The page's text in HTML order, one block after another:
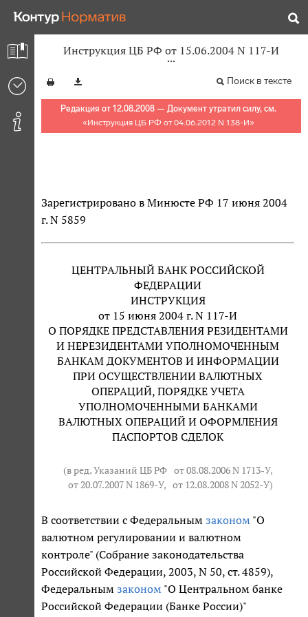
Инструкция ЦБ РФ от 15.06.2004 N 117-И
Поиск в тексте
Редакция от 12.08.2008 — Документ утратил силу, см.
«Инструкция ЦБ РФ от 04.06.2012 N 138-И»
Зарегистрировано в Минюсте РФ 17 июня 2004
г. N 5859
ЦЕНТРАЛЬНЫЙ БАНК РОССИЙСКОЙ
ФЕДЕРАЦИИ
ИНСТРУКЦИЯ
от 15 июня 2004 г. N 117-И
О ПОРЯДКЕ ПРЕДСТАВЛЕНИЯ РЕЗИДЕНТАМИ
И НЕРЕЗИДЕНТАМИ УПОЛНОМОЧЕННЫМ
БАНКАМ ДОКУМЕНТОВ И ИНФОРМАЦИИ
ПРИ ОСУЩЕСТВЛЕНИИ ВАЛЮТНЫХ
ОПЕРАЦИЙ, ПОРЯДКЕ УЧЕТА
УПОЛНОМОЧЕННЫМИ БАНКАМИ
ВАЛЮТНЫХ ОПЕРАЦИЙ И ОФОРМЛЕНИЯ
ПАСПОРТОВ СДЕЛОК
(в ред. Указаний ЦБ РФ от 08.08.2006 N 1713-У,
от 20.07.2007 N 1869-У, от 12.08.2008 N 2052-У)
В соответствии с Федеральным законом "О
валютном регулировании и валютном
контроле" (Собрание законодательства
Российской Федерации, 2003, N 50, ст. 4859),
Федеральным законом "О Центральном банке
Российской Федерации (Банке России)"